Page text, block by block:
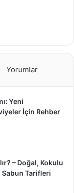
Yorumlar
Yeni
İçin Rehber
– Doğal, Kokulu
Sabun Tarifleri